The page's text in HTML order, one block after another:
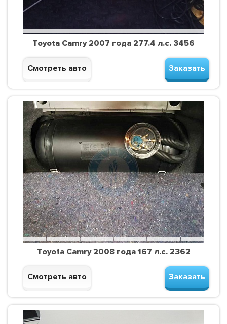
Toyota Camry 2007 года 277.4 л.с. 3456
Смотреть авто Заказать
Toyota Camry 2008 года 167 л.с. 2362
Смотреть авто Заказать